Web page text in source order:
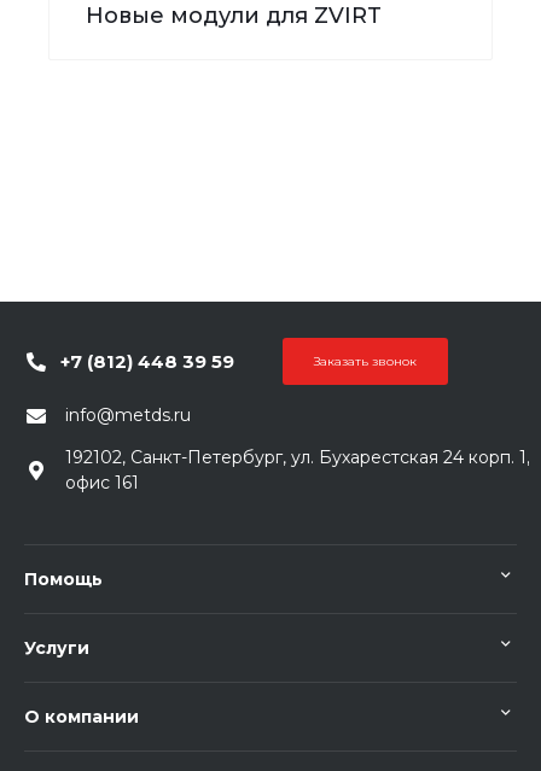
Новые модули для ZVIRT
+7 (812) 448 39 59 Заказать звонок
info@metds.ru
192102, Санкт-Петербург, ул. Бухарестская 24 корп. 1,
офис 161
Помощь
Услуги
О компании